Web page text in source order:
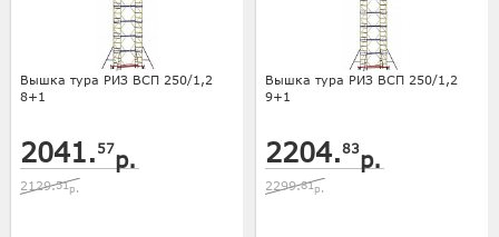
Вышка тура РИЗ ВСП 250/1,2
8+1
2041. 57р.
2129.51р.
Вышка тура РИЗ ВСП 250/1,2
9+1
2204.83р.
2299.81р.